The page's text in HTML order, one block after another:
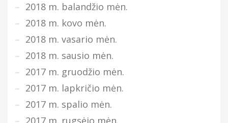
2018 m. balandžio mėn.
2018 m. kovo mėn.
2018 m. vasario mėn.
2018 m. sausio mėn.
2017 m. gruodžio mėn.
2017 m. lapkričio mėn.
2017 m. spalio mėn.
2017 m. rugsėjo mėn.